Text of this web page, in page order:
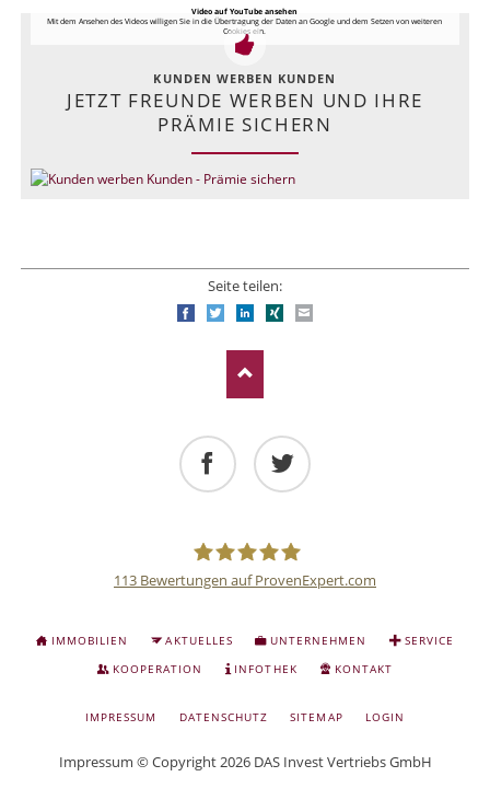
Video auf YouTube ansehen
Mit dem Ansehen des Videos willigen Sie in die Übertragung der Daten an Google und dem Setzen von weiteren
Cookies ein.
KUNDEN WERBEN KUNDEN
JETZT FREUNDE WERBEN UND IHRE
PRÄMIE SICHERN
Seite teilen:
FacebookTwitterLinkedIn
Xing
Anlage
und
113 Bewertungen auf ProvenExpert.com
NAVIGATION
ÜBERSPRINGEN
IMMOBILIEN AKTUELLES UNTERNEHMEN
SERVICE
KOOPERATION
INFOTHEK KONTAKT
NAVIGATION
IMPRESSUM DATENSCHUTZ SITEMAP LOGIN
Impressum © Copyright 2026 DAS Invest Vertriebs GmbH